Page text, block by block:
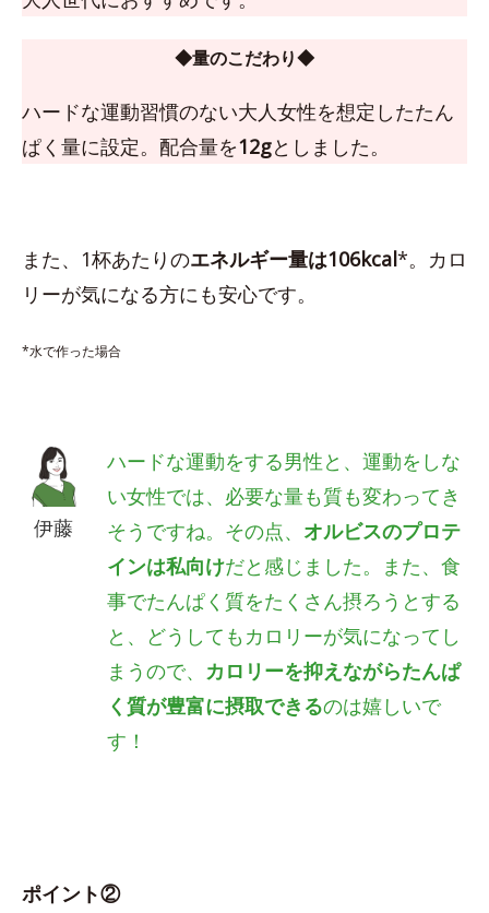
◆量のこだわり◆
ハードな運動習慣のない大人女性を想定したたん
ぱく量に設定。配合量を12gとしました。
また、1杯あたりのエネルギー量は106kcal*。カロ
リーが気になる方にも安心です。
*水で作った場合
伊藤
ハードな運動をする男性と、運動をしな
い女性では、必要な量も質も変わってき
そうですね。その点、 オルビスのプロテ
インは私向けだと感じました。また、食
事でたんぱく質をたくさん摂ろうとする
と、どうしてもカロリーが気になってし
まうので、 カロリーを抑えながらたんぱ
く質が豊富に摂取できるのは嬉しいで
す！
ポイント②